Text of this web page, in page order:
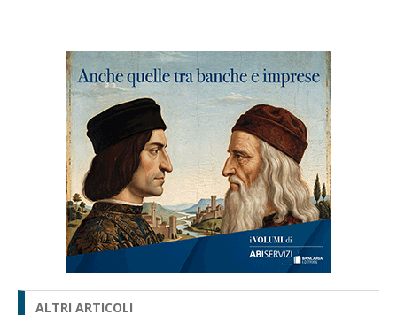
ALTRI ARTICOLI